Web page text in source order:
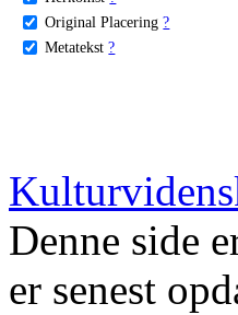
Original Placering ?
Metatekst ?
Denne side
er senest